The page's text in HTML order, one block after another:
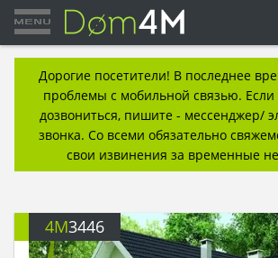
Дорогие посетители! В последнее
проблемы с мобильной связью.
дозвониться, пишите - мессенджер/
звонка. Со всеми обязательно
свои извинения за временные
4M3446